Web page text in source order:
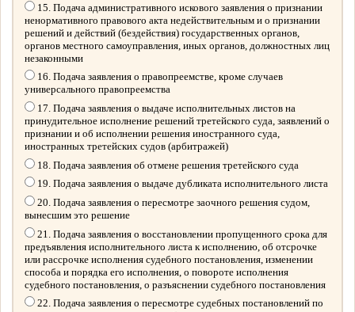
15. Подача административного искового заявления о признании
ненормативного правового акта недействительным и о признании
решений и действий (бездействия) государственных органов,
органов местного самоуправления, иных органов, должностных лиц
незаконными
16. Подача заявления о правопреемстве, кроме случаев
универсального правопреемства
17. Подача заявления о выдаче исполнительных листов на
принудительное исполнение решений третейского суда, заявлений о
признании и об исполнении решения иностранного суда,
иностранных третейских судов (арбитражей)
18. Подача заявления об отмене решения третейского суда
19. Подача заявления о выдаче дубликата исполнительного листа
20. Подача заявления о пересмотре заочного решения судом,
вынесшим это решение
21. Подача заявления о восстановлении пропущенного срока для
предъявления исполнительного листа к исполнению, об отсрочке
или рассрочке исполнения судебного постановления, изменении
способа и порядка его исполнения, о повороте исполнения
судебного постановления, о разъяснении судебного постановления
22. Подача заявления о пересмотре судебных постановлений по